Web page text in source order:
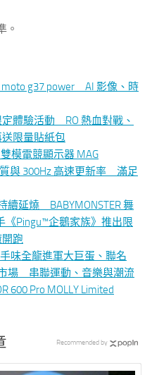
。
moto g37 power AI 影像、時
定體驗活動 RO 熱血對戰、
限量貼紙包
模電競顯示器 MAG
與 300Hz 高速更新率 滿足
續延燒 BABYMONSTER 舞
Pingu™企鵝家族》推出限
跑
味全龍進軍大巨蛋、聯名
場 串聯運動、音樂與潮流
Pro MOLLY Limited
Recommended by